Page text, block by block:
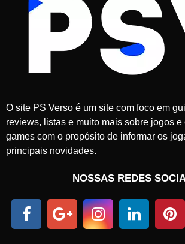
O site PS Verso é um site com foco em
reviews, listas e muito mais sobre jogos e
games com o propósito de informar os
principais novidades.
NOSSAS REDES